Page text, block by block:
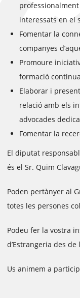
professionalment
interessats en el
Fomentar la
companyes
Promoure
formació
Elaborar i
relació amb els
advocades
Fomentar la
El diputat
és el Sr. Quim
Poden pertànyer al
totes les persones
Podeu fer la vostra
d’Estrangeria des
Us animem a